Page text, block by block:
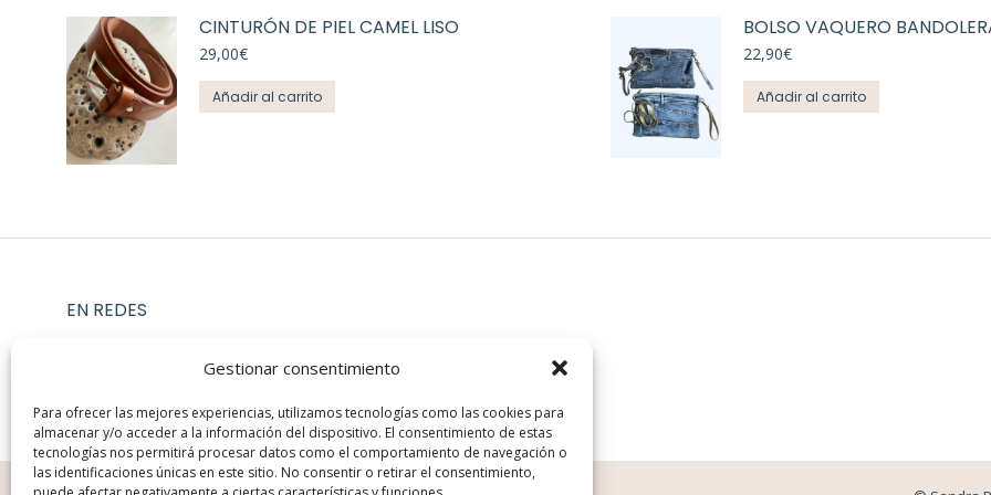
Gestionar consentimiento
Para ofrecer las mejores experiencias, utilizamos tecnologías como las cookies para
almacenar y/o acceder a la información del dispositivo. El consentimiento de estas
tecnologías nos permitirá procesar datos como el comportamiento de navegación o
las identificaciones únicas en este sitio. No consentir o retirar el consentimiento,
CINTURÓN DE PIEL CAMEL LISO
29,00€
Añadir al carrito
BOLSO VAQUERO
22,90€
Añadir al carrito
EN REDES